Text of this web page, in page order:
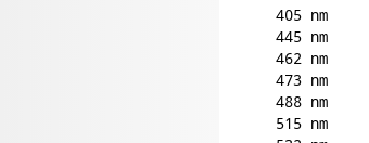
405 nm
445 nm
462 nm
473 nm
488 nm
515 nm